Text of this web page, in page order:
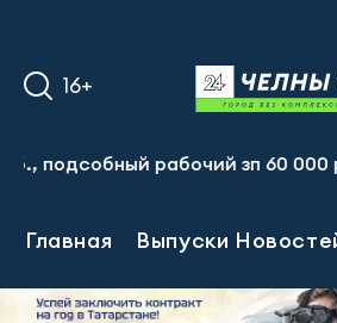
16+
рабочий зп 60 000 руб.
Главная Выпуски